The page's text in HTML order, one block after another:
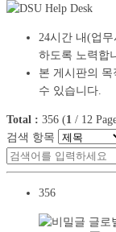
24시간 내(업
하도록 노력합
본 게시판의
수 있습니다.
Total : 356 (1 / 12
검색 항목
356
글로